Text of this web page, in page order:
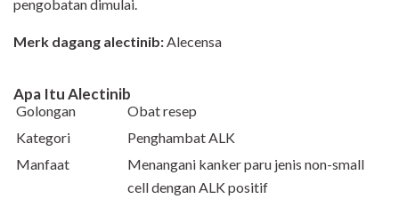
pengobatan dimulai.
Merk dagang alectinib:Alecensa
Apa Itu Alectinib
Golongan
Obat resep
Kategori
Penghambat ALK
Manfaat
Menangani kanker paru jenis non-small
cell dengan ALK positif